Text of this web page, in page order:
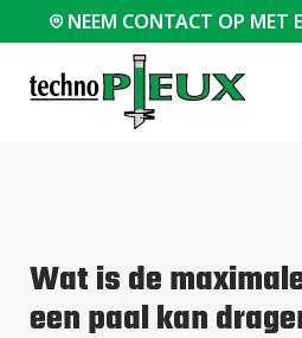
NEEM CONTACT OP MET
Huizen / Chalets
Modulaire
gebouwen
Casestudy's
Certificaten
Veelgestelde vragen
Wat is de
een paal kan